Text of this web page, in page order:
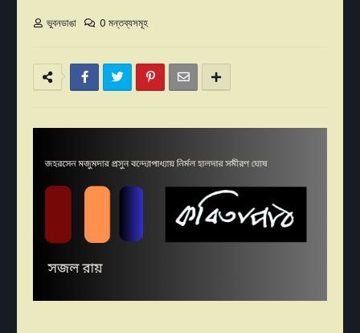
ভুবনডাঙা 0 মন্তব্যসমূহ